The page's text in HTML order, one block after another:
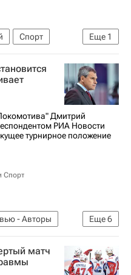
Еще 1
Спорт
Дмитрий
РИА Новости
турнирное положение
Спорт
Еще6
- Авторы
2026
матч